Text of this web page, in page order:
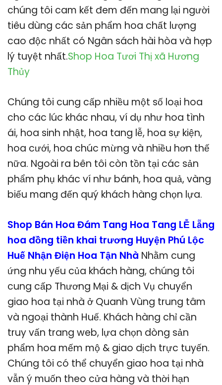
chúng tôi cam kết đem đến mang lại người
tiêu dùng các sản phẩm hoa chất lượng
cao độc nhất có Ngân sách hài hòa và hợp
lý tuyệt nhất.Shop Hoa Tươi Thị xã Hương
Thủy
Chúng tôi cung cấp nhiều một số loại hoa
cho các lúc khác nhau, ví dụ như hoa tình
ái, hoa sinh nhật, hoa tang lễ, hoa sự kiện,
hoa cưới, hoa chúc mừng và nhiều hơn thế
nữa. Ngoài ra bên tôi còn tồn tại các sản
phẩm phụ khác ví như bánh, hoa quả, vàng
biếu mang đến quý khách hàng chọn lựa.
Shop Bán Hoa Đám Tang Hoa Tang LỄ Lẵng
hoa đồng tiền khai trương Huyện Phú Lộc
Huế Nhận Điện Hoa Tận Nhà Nhằm cung
ứng nhu yếu của khách hàng, chúng tôi
cung cấp Thương Mại & dịch Vụ chuyển
giao hoa tại nhà ở Quanh Vùng trung tâm
và ngoại thành Huế. Khách hàng chỉ cần
truy vấn trang web, lựa chọn dòng sản
phẩm hoa mếm mộ & giao dịch trực tuyến.
Chúng tôi có thể chuyển giao hoa tại nhà
vẫn ý muốn theo cửa hàng và thời hạn